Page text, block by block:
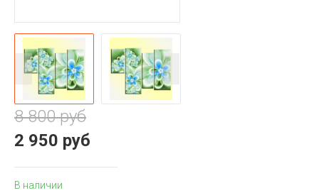
8 800 руб
2 950 руб
В наличии